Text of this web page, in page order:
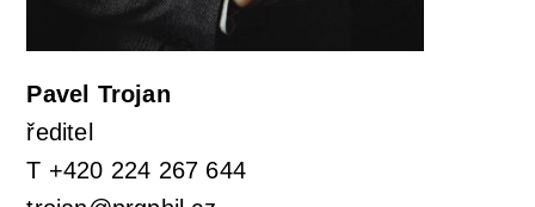
Pavel Trojan
ředitel
T +420 224 267 644